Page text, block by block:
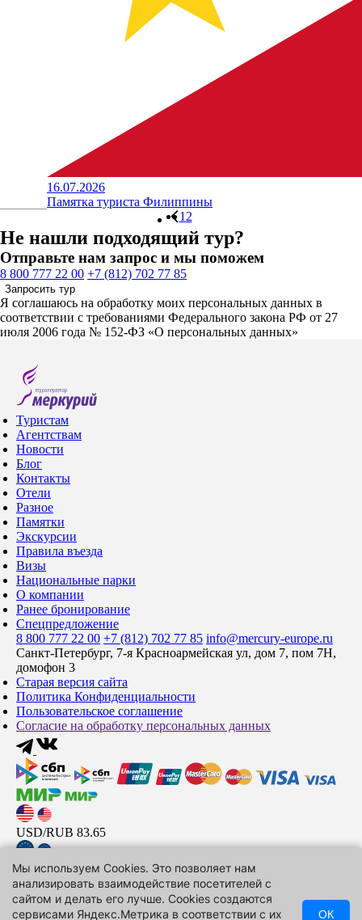
16.07.2026
Памятка туриста Филиппины
1 2
Не нашли подходящий тур?
Отправьте нам запрос и мы поможем
8 800 777 22 00 +7 (812) 702 77 85
Запросить тур
Я соглашаюсь на обработку моих персональных данных в
соответствии с требованиями Федерального закона РФ от 27
июля 2006 года № 152-ФЗ «О персональных данных»
Туристам
Агентствам
Новости
Блог
Контакты
Отели
Разное
Памятки
Экскурсии
Правила въезда
Визы
Национальные парки
О компании
Ранее бронирование
Спецпредложение
8 800 777 22 00 +7 (812) 702 77 85 info@mercury-europe.ru
Санкт-Петербург, 7-я Красноармейская ул, дом 7, пом 7Н,
домофон 3
Старая версия сайта
Политика Конфиденциальности
Пользовательское соглашение
Согласие на обработку персональных данных
USD/RUB 83.65
EUR/RUB 96.65
CNY/RUB 12.4
Мы используем Cookies. Это позволяет нам
анализировать взаимодействие посетителей с
сайтом и делать его лучше. Cookies создаются
сервисами Яндекс.Метрика в соответствии с их
ОК